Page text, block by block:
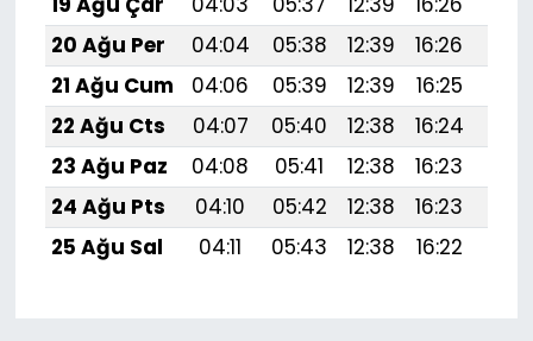
20 Ağu Per
04:04 05:38 12:39 16:26
21 Ağu Cum
04:06 05:39 12:39 16:25
22 Ağu Cts
04:07 05:40 12:38 16:24
23 Ağu Paz
04:08 05:41 12:38 16:23
24 Ağu Pts
04:10 05:42 12:38 16:23
25 Ağu Sal
04:11 05:43 12:38 16:22